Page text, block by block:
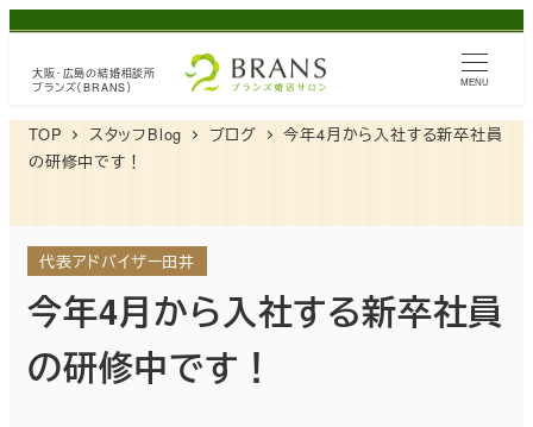
メ
コ
ン
大阪・広島の結婚相談所
ブランズ（BRANS）
MENU
TOP スタッフBlog ブログ
今年4月から入社する新卒社員
の研修中です！
代表アドバイザー田井
今年4月から入社する新卒社員
の研修中です！